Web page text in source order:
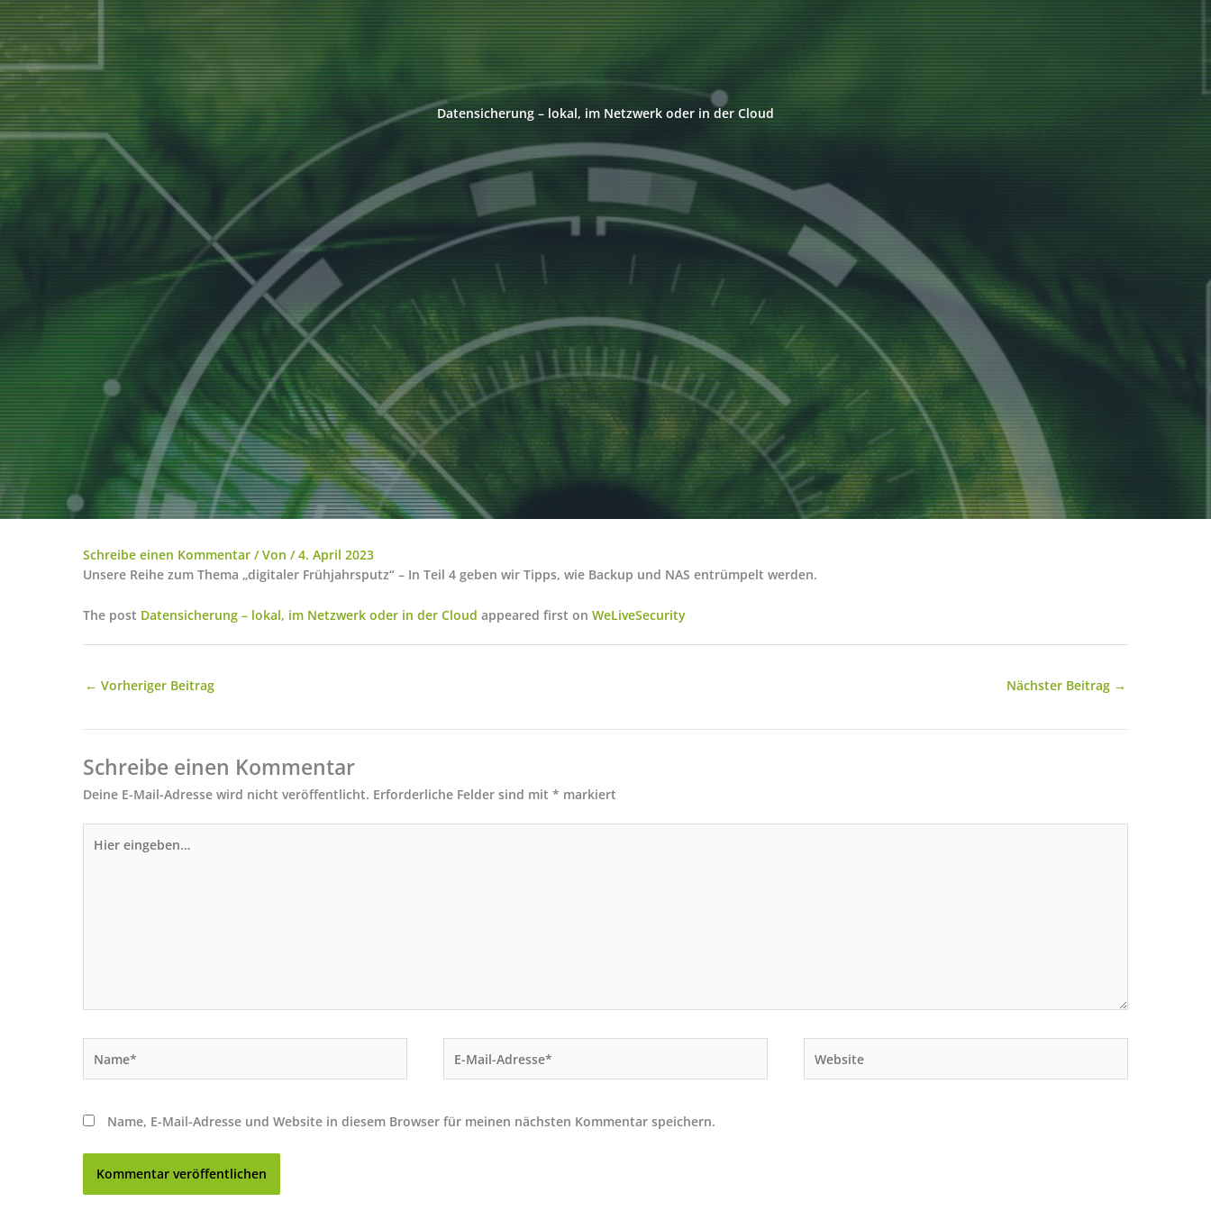
Datensicherung – lokal, im Netzwerk oder in der Cloud
Schreibe einen Kommentar / Von /4. April 2023
Unsere Reihe zum Thema „digitaler Frühjahrsputz“ – In Teil 4 geben wir Tipps, wie Backup und NAS entrümpelt werden.
The post Datensicherung – lokal, im Netzwerk oder in der Cloud appeared first on WeLiveSecurity
← Vorheriger Beitrag Nächster Beitrag →
Schreibe einen Kommentar
Deine E-Mail-Adresse wird nicht veröffentlicht. Erforderliche Felder sind mit * markiert
eingeben…
Mail-
Name, E-Mail-Adresse und Website in diesem Browser für meinen nächsten Kommentar speichern.